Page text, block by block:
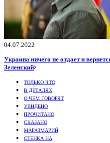
04.07.2022
Украина ничего не отдает и
Зеленский
ТОЛЬКО ЧТО
В ДЕТАЛЯХ
О ЧЕМ ГОВОРЯТ
УВИДЕНО
ПРОЧИТАНО
СКАЗАНО
МАРАЗМАРИЙ
СТЕНКА НА